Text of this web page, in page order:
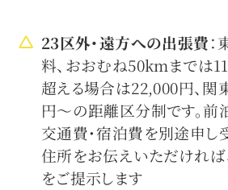
23区外・遠方への出張費
料、おおむね50kmまでは
超える場合は22,000円、
円〜の距離区分制です。
交通費・宿泊費を別途申し
住所をお伝えいただければ
をご提示します